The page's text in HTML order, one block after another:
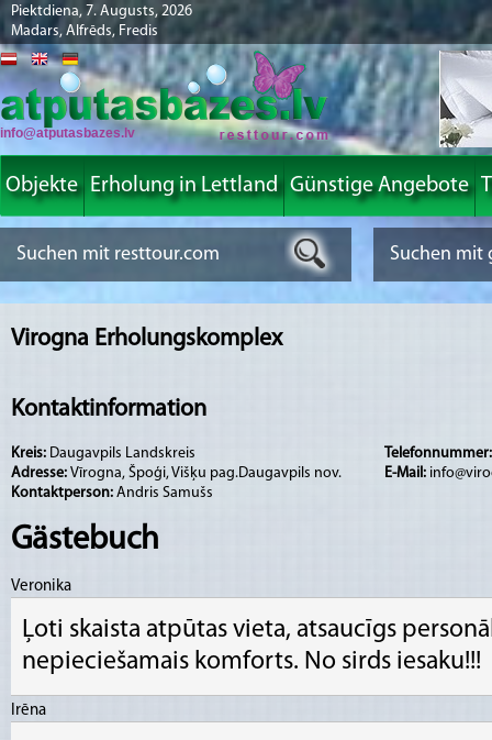
Piektdiena, 7. Augusts, 2026
Madars, Alfrēds, Fredis
info@atputasbazes.lv
Objekte Erholung in Lettland Günstige Angebote
Virogna Erholungskomplex
Kontaktinformation
Kreis: Daugavpils Landskreis
Adresse: Vīrogna, Špoģi, Višķu pag.Daugavpils nov.
Kontaktperson: Andris Samušs
E-Mail:
Gästebuch
Veronika
Ļoti skaista atpūtas vieta, atsaucīgs
nepieciešamais komforts. No sirds iesaku!!!
Irēna